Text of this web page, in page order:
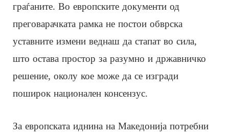
граѓаните. Во европските документи од
преговарачката рамка не постои обврска
уставните измени веднаш да стапат во сила,
што остава простор за разумно и државничко
решение, околу кое може да се изгради
поширок национален консензус.
За европската иднина на Македонија потребни